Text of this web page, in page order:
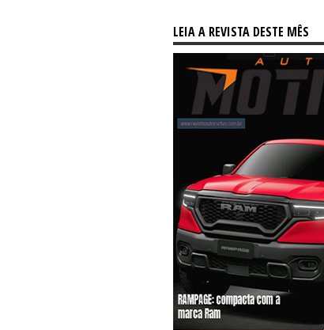
LEIA A REVISTA DESTE MÊS